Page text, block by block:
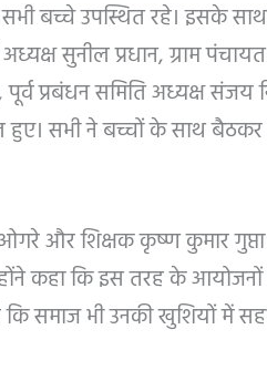
बच्चे उपस्थित रहे। इसके साथ
सुनील प्रधान, ग्राम
प्रबंधन समिति अध्यक्ष संजय
हुए। सभी ने बच्चों के साथ
ओगरे और शिक्षक कृष्ण कुमार
कहा कि इस तरह के
समाज भी उनकी खुशियों में